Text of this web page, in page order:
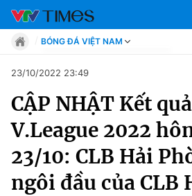
Chuyên mục
Tin tức
Move
BÓNG ĐÁ VIỆT NAM
Move
Phong cách
Chân dung
Sự kiện
Bóng đá
Thể thao điện tử
Các môn khác
23/10/2022 23:49
CẬP NHẬT Kết
V.League 2022
23/10: CLB Hải
ngôi đầu của CLB